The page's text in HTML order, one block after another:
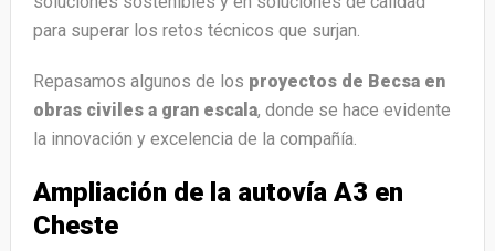
para superar los retos técnicos que surjan.
Repasamos algunos de los proyectos de Becsa en
obras civiles a gran escala, donde se hace evidente
la innovación y excelencia de la compañía.
Ampliación de la autovía A3 en
Cheste